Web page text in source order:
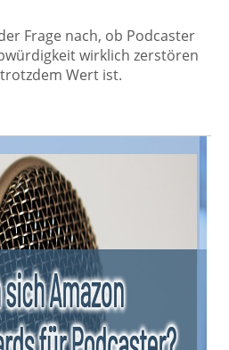
Frage nach, ob Podcaster
wirklich zerstören
Wert ist.